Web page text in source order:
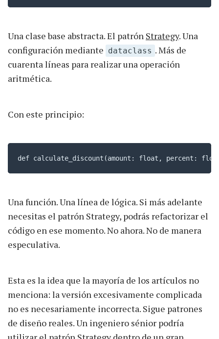
Una clase base abstracta. El patrón Strategy. Una
configuración mediante dataclass . Más de
cuarenta líneas para realizar una operación
aritmética.
Con este principio:
def calculate_discount(amount: float, percent:
Una función. Una línea de lógica. Si más adelante
necesitas el patrón Strategy, podrás refactorizar el
código en ese momento. No ahora. No de manera
especulativa.
Esta es la idea que la mayoría de los artículos no
menciona: la versión excesivamente complicada
no es necesariamente incorrecta. Sigue patrones
de diseño reales. Un ingeniero sénior podría